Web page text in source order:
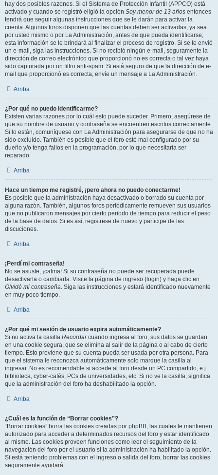
hay dos posibles razones. Si el Sistema de Protección Infantil (APPCO) está
activado y cuando se registró eligió la opción Soy menor de 13 años entonces
tendrá que seguir algunas instrucciones que se le darán para activar la
cuenta. Algunos foros disponen que las cuentas deben ser activadas, ya sea
por usted mismo o por La Administración, antes de que pueda identificarse;
esta información se le brindará al finalizar el proceso de registro. Si se le envió
un e-mail, siga las instrucciones. Si no recibió ningún e-mail, seguramente la
dirección de correo electrónico que proporcionó no es correcta o tal vez haya
sido capturada por un filtro anti-spam. Si está seguro de que la dirección de e-
mail que proporcionó es correcta, envíe un mensaje a La Administración.
Arriba
¿Por qué no puedo identificarme?
Existen varias razones por lo cuál esto puede suceder. Primero, asegúrese de
que su nombre de usuario y contraseña se encuentren escritos correctamente.
Si lo están, comuníquese con La Administración para asegurarse de que no ha
sido excluido. También es posible que el foro esté mal configurado por su
dueño y/o tenga fallos en la programación, por lo que necesitaría ser
reparado.
Arriba
Hace un tiempo me registré, ¡pero ahora no puedo conectarme!
Es posible que la administración haya desactivado o borrado su cuenta por
alguna razón. También, algunos foros periódicamente remueven sus usuarios
que no publicaron mensajes por cierto periodo de tiempo para reducir el peso
de la base de datos. Si es así, registrese de nuevo y participe de las
discuciones.
Arriba
¡Perdí mi contraseña!
No se asuste, ¡calma! Si su contraseña no puede ser recuperada puede
desactivarla o cambiarla. Visite la página de ingreso (login) y haga clic en
Olvidé mi contraseña. Siga las instrucciones y estará identificado nuevamente
en muy poco tiempo.
Arriba
¿Por qué mi sesión de usuario expira automáticamente?
Si no activa la casilla Recordarcuando ingresa al foro, sus datos se guardan
en una cookie segura, que se elimina al salir de la página o al cabo de cierto
tiempo. Esto previene que su cuenta pueda ser usada por otra persona. Para
que el sistema le reconozca automáticamente solo marque la casilla al
ingresar. No es recomendable si accede al foro desde un PC compartido, e.j.
biblioteca, cyber-cafés, PCs de universidades, etc. Si no ve la casilla, significa
que la administración del foro ha deshabilitado la opción.
Arriba
¿Cuál es la función de “Borrar cookies”?
“Borrar cookies” borra las cookies creadas por phpBB, las cuales le mantienen
autorizado para acceder a determinados recursos del foro y estar identificado
al mismo. Las cookies proveen funciones como leer el seguimiento de la
navegación del foro por el usuario si la administración ha habilitado la opción.
Si está teniendo problemas con el ingreso o salida del foro, borrar las cookies
seguramente ayudará.